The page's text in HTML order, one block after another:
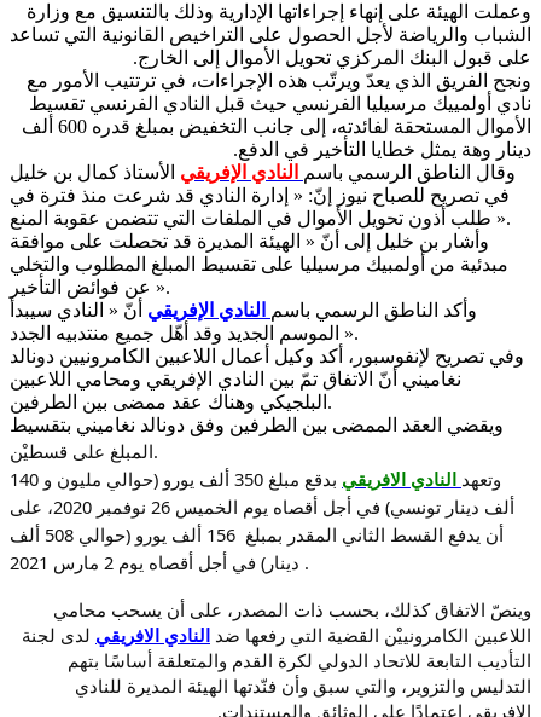
وعملت الهيئة على إنهاء إجراءاتها الإدارية وذلك بالتنسيق مع وزارة
الشباب والرياضة لأجل الحصول على التراخيص القانونية التي تساعد
على قبول البنك المركزي تحويل الأموال إلى الخارج.
ونجح الفريق الذي يعدّ ويرتّب هذه الإجراءات، في ترتتيب الأمور مع
نادي أولمييك مرسيليا الفرنسي حيث قبل النادي الفرنسي تقسيط
الأموال المستحقة لفائدته، إلى جانب التخفيض بمبلغ قدره 600 ألف
دينار وهة يمثل خطايا التأخير في الدفع.
وقال الناطق الرسمي باسم
النادي الإفريقي الأستاذ كمال بن خليل
في تصريح للصباح نيوز إنّ: « إدارة النادي قد شرعت منذ فترة في
طلب أذون تحويل الأموال في الملفات التي تتضمن عقوبة المنع ».
وأشار بن خليل إلى أنّ « الهيئة المديرة قد تحصلت على موافقة
مبدئية من أولمبيك مرسيليا على تقسيط المبلغ المطلوب والتخلي
عن فوائض التأخير ».
وأكد الناطق الرسمي باسم
النادي الإفريقي أنّ « النادي سيبدأ
الموسم الجديد وقد أهّل جميع منتدبيه الجدد ».
وفي تصريح لإنفوسبور، أكد وكيل أعمال اللاعبين الكامرونيين دونالد
نغاميني أنّ الاتفاق تمّ بين النادي الإفريقي ومحامي اللاعبين
البلجيكي وهناك عقد ممضى بين الطرفين.
ويقضي العقد الممضى بين الطرفين وفق دونالد نغاميني بتقسيط
المبلغ على قسطيْن.
وتعهد النادي الافريقي
بدقع مبلغ 350 ألف يورو (حوالي مليون و 140
ألف دينار تونسي) في أجل أقصاه يوم الخميس 26 نوفمبر 2020، على
أن يدفع القسط الثاني المقدر بمبلغ 156 ألف يورو (حوالي 508 ألف
دينار) في أجل أقصاه يوم 2 مارس 2021 .
وينصّ الاتفاق كذلك، بحسب ذات المصدر، على أن يسحب محامي
اللاعبين الكامرونييْن القضية التي رفعها ضد النادي الافريقي لدى لجنة
التأديب التابعة للاتحاد الدولي لكرة القدم والمتعلقة أساسًا بتهم
التدليس والتزوير، والتي سبق وأن فنّدتها الهيئة المديرة للنادي
الإفريقي اعتمادًا على الوثائق والمستندات.